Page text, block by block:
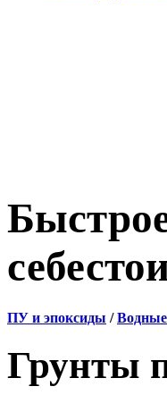
ПУ и эпоксиды /Водные
Грунты